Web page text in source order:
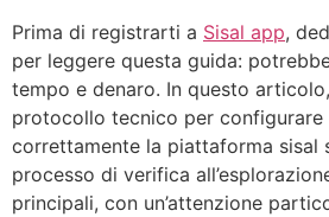
Prima di registrarti a Sisal app,
per leggere questa guida:
tempo e denaro. In questo
protocollo tecnico per configurare
correttamente la piattaforma sisal
processo di verifica
principali, con un’attenzione